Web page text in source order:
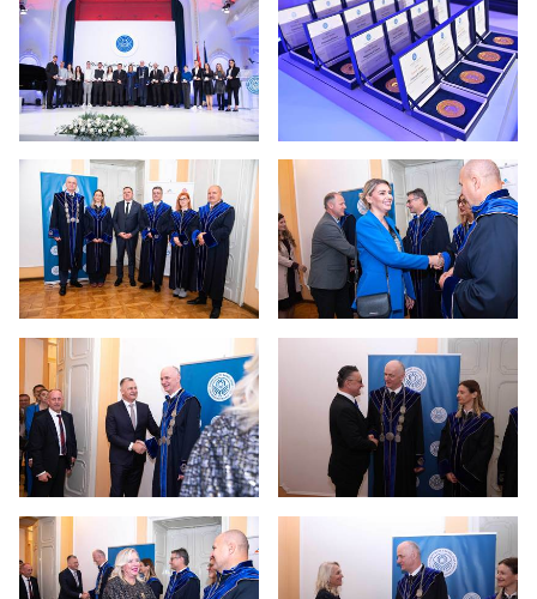
45 godina rada Univerziteta
44 godine rada Univerziteta
43 godine rada Univerziteta
42 godine rada Univerziteta
41 godina rada Univerziteta
40 godina rada Univerziteta
39 godina rada Univerziteta